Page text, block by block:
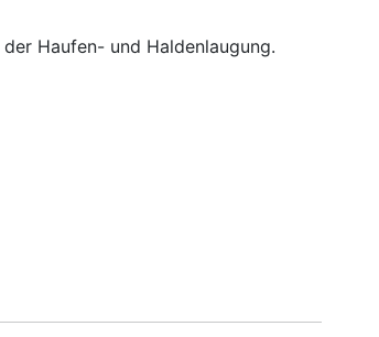
Haufen- und Haldenlaugung.